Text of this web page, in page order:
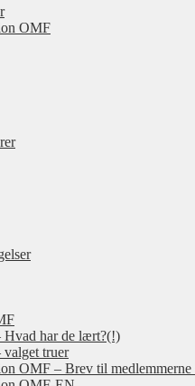
OMF
Hvad har de lært?(!)
truer
OMF – Brev til